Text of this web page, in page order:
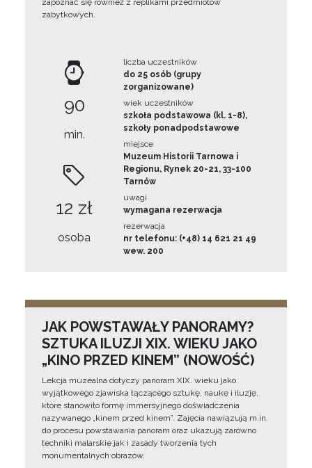
zapoznać się również z replikami przedmiotów
zabytkowych.
90
min.
12 zł
osoba
liczba uczestników
do 25 osób (grupy
zorganizowane)
wiek uczestników
szkoła podstawowa (kl. 1-8),
szkoły ponadpodstawowe
miejsce
Muzeum Historii Tarnowa i
Regionu, Rynek 20-21, 33-100
Tarnów
uwagi
wymagana rezerwacja
rezerwacja
nr telefonu: (+48) 14 621 21 49
wew. 200
JAK POWSTAWAŁY PANORAMY?
SZTUKA ILUZJI XIX. WIEKU JAKO
„KINO PRZED KINEM” (NOWOŚĆ)
Lekcja muzealna dotyczy panoram XIX. wieku jako
wyjątkowego zjawiska łączącego sztukę, naukę i iluzję,
które stanowiło formę immersyjnego doświadczenia
nazywanego „kinem przed kinem”. Zajęcia nawiązują m.in.
do procesu powstawania panoram oraz ukazują zarówno
techniki malarskie jak i zasady tworzenia tych
monumentalnych obrazów.